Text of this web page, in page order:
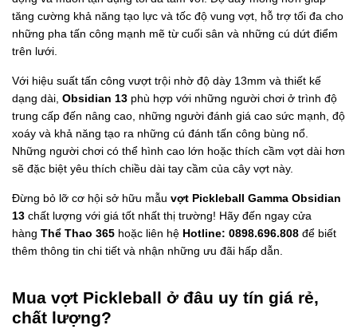
tăng cường khả năng tạo lực và tốc độ vung vợt, hỗ trợ tối đa cho
những pha tấn công mạnh mẽ từ cuối sân và những cú dứt điểm
trên lưới.
Với hiệu suất tấn công vượt trội nhờ độ dày 13mm và thiết kế
dạng dài, Obsidian 13 phù hợp với những người chơi ở trình độ
trung cấp đến nâng cao, những người đánh giá cao sức mạnh, độ
xoáy và khả năng tạo ra những cú đánh tấn công bùng nổ.
Những người chơi có thể hình cao lớn hoặc thích cầm vợt dài hơn
sẽ đặc biệt yêu thích chiều dài tay cầm của cây vợt này.
Đừng bỏ lỡ cơ hội sở hữu mẫu vợt Pickleball Gamma Obsidian
13 chất lượng với giá tốt nhất thị trường! Hãy đến ngay cửa
hàng Thể Thao 365 hoặc liên hệ Hotline: 0898.696.808 để biết
thêm thông tin chi tiết và nhận những ưu đãi hấp dẫn.
Mua vợt Pickleball ở đâu uy tín giá rẻ,
chất lượng?